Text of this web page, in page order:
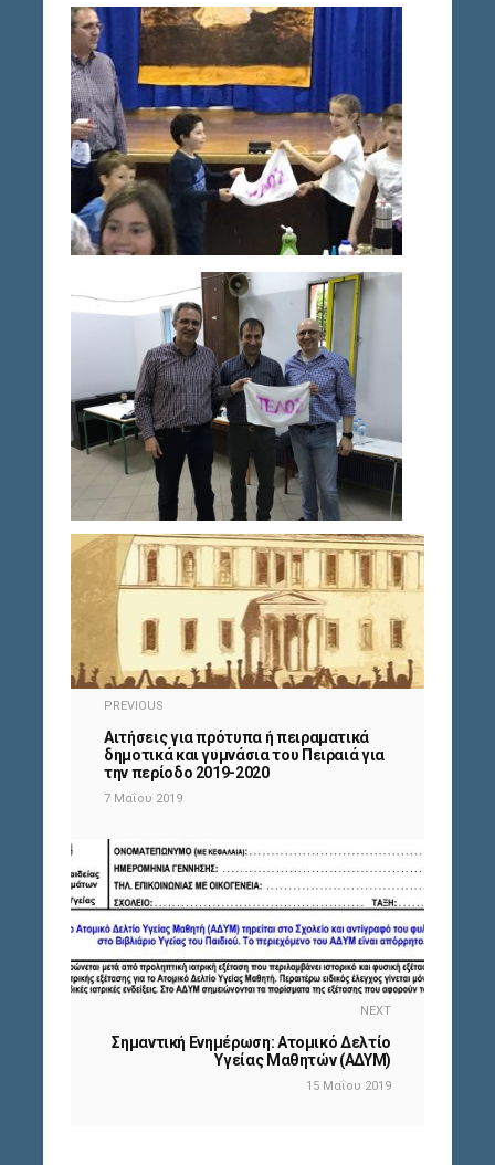
PREVIOUS
Αιτήσεις για πρότυπα ή πειραματικά
δημοτικά και γυμνάσια του Πειραιά για
την περίοδο 2019-2020
7 Μαΐου 2019
NEXT
Σημαντική Ενημέρωση: Ατομικό Δελτίο
Υγείας Μαθητών (ΑΔΥΜ)
15 Μαΐου 2019